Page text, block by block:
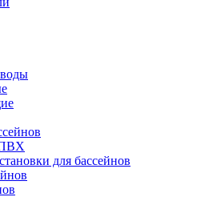
воды
для бассейнов